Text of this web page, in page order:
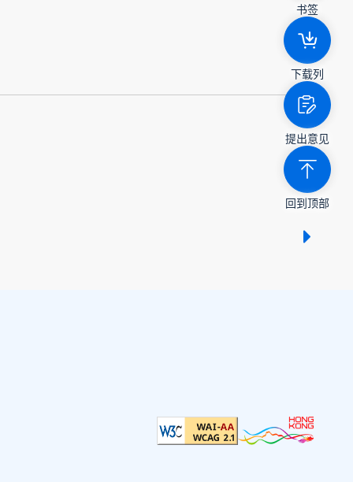
书签
下载列
提出意见
回到顶部